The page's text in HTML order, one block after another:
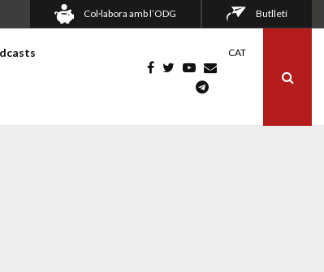
Col·labora amb l’ODG Butlletí
CAT